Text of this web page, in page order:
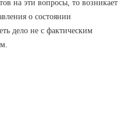
на эти вопросы, то возникает
о состоянии
дело не с фактическим